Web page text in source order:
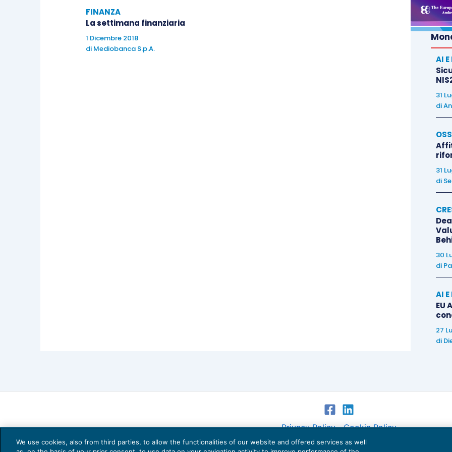
Stati Uniti
FINANZA
La settimana finanziaria
1 Dicembre 2018
di Mediobanca S.p.A.
AI
31
di
31
di
30
di
AI
EU
27
di
Privacy Policy Cookie Policy
Euroconference NEWS è una testata registrata al Tribunale di Milano Reg. n. 8556/2026
We use cookies, also from third parties, to allow the functionalities of our website and offered services as well